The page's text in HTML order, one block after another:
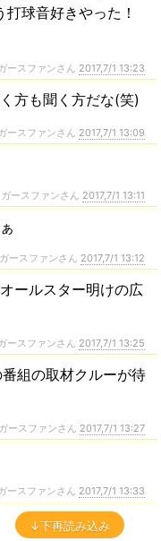
球音好きやった！
ースファンさん 2017,7/1 13:23
方も聞く方だな(笑)
ースファンさん 2017,7/1 13:09
ースファンさん 2017,7/1 13:11
ースファンさん 2017,7/1 13:12
ールスター明けの広
ースファンさん 2017,7/1 13:25
組の取材クルーが待
ースファンさん 2017,7/1 13:27
ースファンさん 2017,7/1 13:33
↓下再読み込み